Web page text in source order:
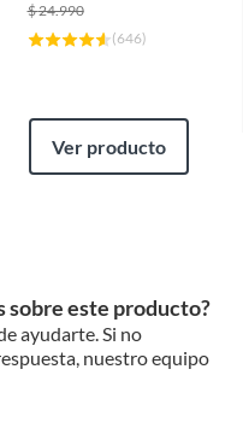
$24.990
(646)
Ver producto
sobre este producto?
ayudarte. Si no
nuestro equipo